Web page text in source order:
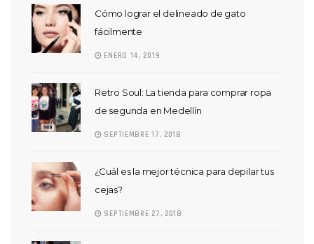
Cómo lograr el delineado de gato
fácilmente
ENERO 14, 2019
Retro Soul: La tienda para comprar ropa
de segunda en Medellín
SEPTIEMBRE 17, 2018
¿Cuál es la mejor técnica para depilar tus
cejas?
SEPTIEMBRE 27, 2018